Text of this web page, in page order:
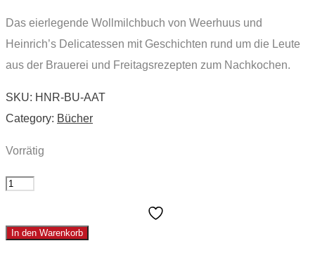
Das eierlegende Wollmilchbuch von Weerhuus und
Heinrich’s Delicatessen mit Geschichten rund um die Leute
aus der Brauerei und Freitagsrezepten zum Nachkochen.
SKU: HNR-BU-AAT
Category: Bücher
Vorrätig
Alles
trocken
In den Warenkorb